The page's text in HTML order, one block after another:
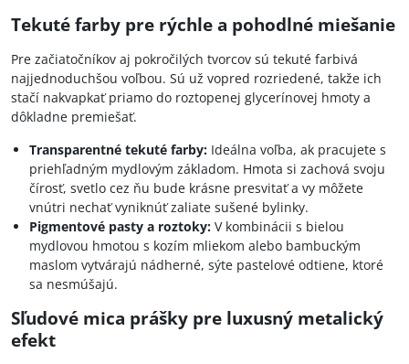
Tekuté farby pre rýchle a pohodlné miešanie
Pre začiatočníkov aj pokročilých tvorcov sú tekuté farbivá
najjednoduchšou voľbou. Sú už vopred rozriedené, takže ich
stačí nakvapkať priamo do roztopenej glycerínovej hmoty a
dôkladne premiešať.
Transparentné tekuté farby: Ideálna voľba, ak pracujete s
priehľadným mydlovým základom. Hmota si zachová svoju
čírosť, svetlo cez ňu bude krásne presvitať a vy môžete
vnútri nechať vyniknúť zaliate sušené bylinky.
Pigmentové pasty a roztoky: V kombinácii s bielou
mydlovou hmotou s kozím mliekom alebo bambuckým
maslom vytvárajú nádherné, sýte pastelové odtiene, ktoré
sa nesmúšajú.
Sľudové mica prášky pre luxusný metalický
efekt